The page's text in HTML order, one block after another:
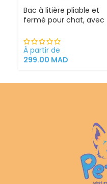
Bac à litière pliable et
fermé pour chat, avec
À partir de
299.00 MAD